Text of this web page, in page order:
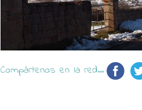
Compártenos en la red...